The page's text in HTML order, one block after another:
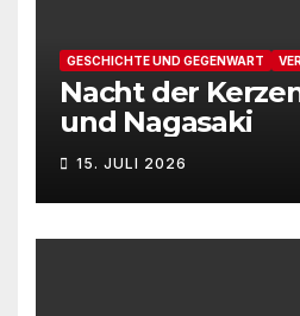
GESCHICHTE UND GEGENWART
Nacht der
und Nagasaki
15. JULI 2026